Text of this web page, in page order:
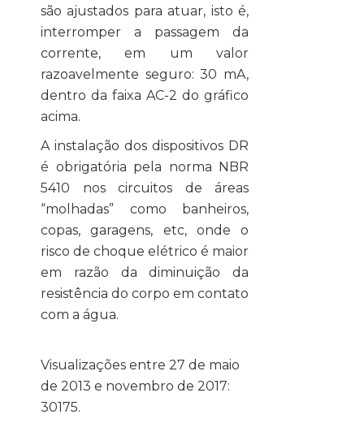
são ajustados para atuar, isto é,
interromper a passagem da
corrente, em um valor
razoavelmente seguro: 30 mA,
dentro da faixa AC-2 do gráfico
acima.
A instalação dos dispositivos DR
é obrigatória pela norma NBR
5410 nos circuitos de áreas
“molhadas” como banheiros,
copas, garagens, etc, onde o
risco de choque elétrico é maior
em razão da diminuição da
resistência do corpo em contato
com a água.
Visualizações entre 27 de maio
de 2013 e novembro de 2017:
30175.